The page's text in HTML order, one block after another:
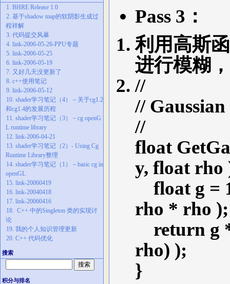
1. BHRE Release 1.0
2. 基于shadow map的软阴影生成过
程祥解
3. 代码提交风暴
4. link-2006-05-26-PPU专题
5. link-2006-05-25
6. link-2006-05-19
7. 又好几天没更新了
8. c++使用笔记
9. link-2006-05-12
10. shader学习笔记（4）－关于cg1.2
和cg1.4的发展历程
11. shader学习笔记（3）－cg openG
L runtime library
12. link-2006-04-21
13. shader学习笔记（2）- Using Cg
Runtime Library整理
14. shader学习笔记（1）－basic cg in
openGL
15. link-20060419
16. link-20040418
17. link-20060416
18. C++ 中的Singleton 类的实现讨
论
19. 我的个人知识管理更新
20. C++ 代码优化
搜索
积分与排名
Pass 3：
利用高斯
进行模糊
//
//
//
float
y, float rho
float g =
rho * rho );
return g
rho) );
}